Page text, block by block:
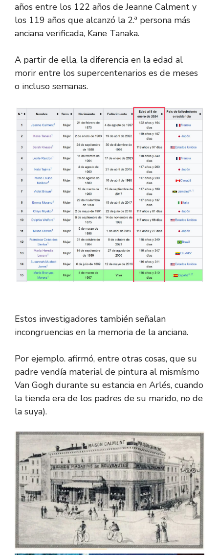
años entre los 122 años de Jeanne Calment y
los 119 años que alcanzó la 2.ª persona más
anciana verificada, Kane Tanaka.
A partir de ella, la diferencia en la edad al
morir entre los supercentenarios es de meses
o incluso semanas.
Estos investigadores también señalan
incongruencias en la memoria de la anciana.
Por ejemplo. afirmó, entre otras cosas, que su
padre vendía material de pintura al mismísmo
Van Gogh durante su estancia en Arlés, cuando
la tienda era de los padres de su marido, no de
la suya).